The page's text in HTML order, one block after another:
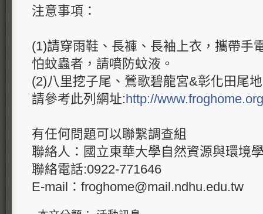
注意事項：
(1)請穿雨鞋、長褲、長袖上衣，攜帶手
怕蚊蟲者，請噴防蚊液。
(2)八里挖子尾、鶯歌碧龍宮&彰化田尾
請參考此列網址:http://
有任何問題可以聯繫調查組
聯絡人：國立東華大學自然資源與環境
聯絡電話:0922-771646
E-mail： froghome@mail.ndhu.edu.tw